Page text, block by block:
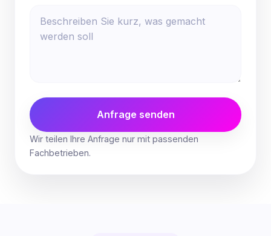
Anfrage senden
Wir teilen Ihre Anfrage nur mit passenden
Fachbetrieben.